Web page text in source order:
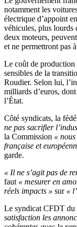
notamment les
électrique d’appoint
véhicules, plus lourds
deux moteurs,
et ne permettront pas
Le coût de production
sensibles de la
Roudier. Selon lui,
milliards d’euros,
l’État.
Côté syndicats, la
ne pas sacrifier
la Commission «
française et
garde.
« Il ne s’agit pas de
faut « mesurer en
réels impacts » sur «
Le syndicat CFDT du
satisfaction les